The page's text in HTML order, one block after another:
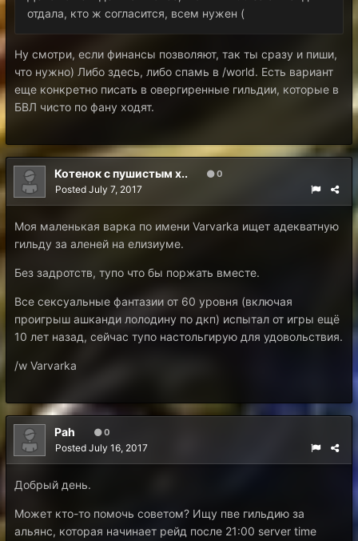
отдала, кто ж согласится, всем нужен (
Ну смотри, если финансы позволяют, так ты сразу и пиши,
что нужно) Либо здесь, либо спамь в /world. Есть вариант
еще конкретно писать в овергиренные гильдии, которые в
БВЛ чисто по фану ходят.
Котенок с пушистым х.. 0
Posted July 7, 2017
Моя маленькая варка по имени Varvarka ищет адекватную
гильду за аленей на елизиуме.
Без задротств, тупо что бы поржать вместе.
Все сексуальные фантазии от 60 уровня (включая
проигрыш ашканди лолодину по дкп) испытал от игры ещё
10 лет назад, сейчас тупо настольгирую для удовольствия.
/w Varvarka
Pah 0
Posted July 16, 2017
Добрый день.
Может кто-то помочь советом? Ищу пве гильдию за
альянс, которая начинает рейд после 21:00 server time